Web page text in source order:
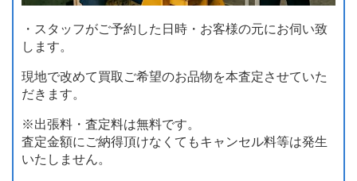
・スタッフがご予約した日時・お客様の元にお伺い致
します。
現地で改めて買取ご希望のお品物を本査定させていた
だきます。
※出張料・査定料は無料です。
査定金額にご納得頂けなくてもキャンセル料等は発生
いたしません。